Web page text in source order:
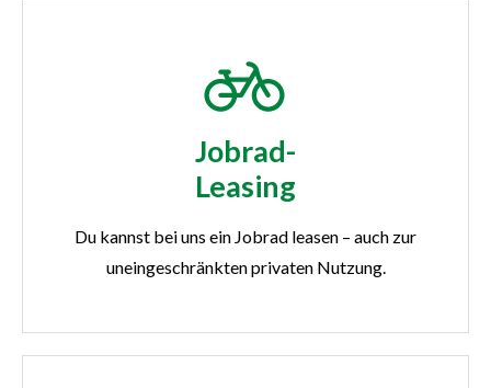
Jobrad-
Leasing
Du kannst bei uns ein Jobrad leasen – auch zur
uneingeschränkten privaten Nutzung.